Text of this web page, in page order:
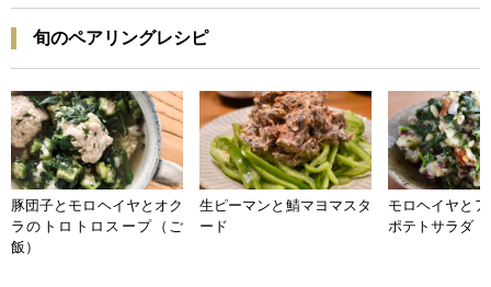
旬のペアリングレシピ
豚団子とモロヘイヤとオク
ラのトロトロスープ（ご
飯）
生ピーマンと鯖マヨマスタ
ード
モロヘイヤと
ポテトサラダ